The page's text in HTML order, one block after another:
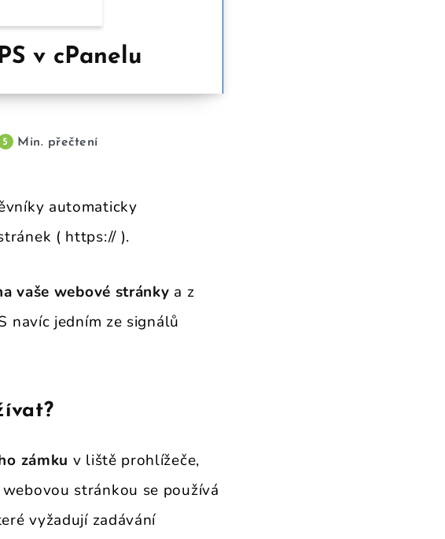
v cPanelu
5 Min. přečtení
automaticky
( https:// ).
vaše webové stránky a z
navíc jedním ze signálů
zámku v liště prohlížeče,
stránkou se používá
vyžadují zadávání